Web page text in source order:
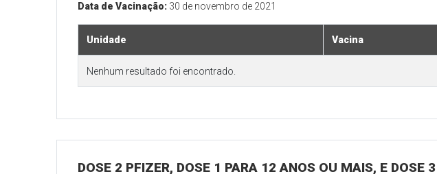
Data de Vacinação: 30 de novembro de 2021
Unidade Vacina
Nenhum resultado foi encontrado.
DOSE 2 PFIZER, DOSE 1 PARA 12 ANOS OU MAIS, E DOSE